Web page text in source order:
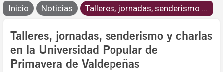
Inicio Noticias Talleres, jornadas, senderismo ...
Talleres, jornadas, senderismo y charlas
en la Universidad Popular de
Primavera de Valdepeñas